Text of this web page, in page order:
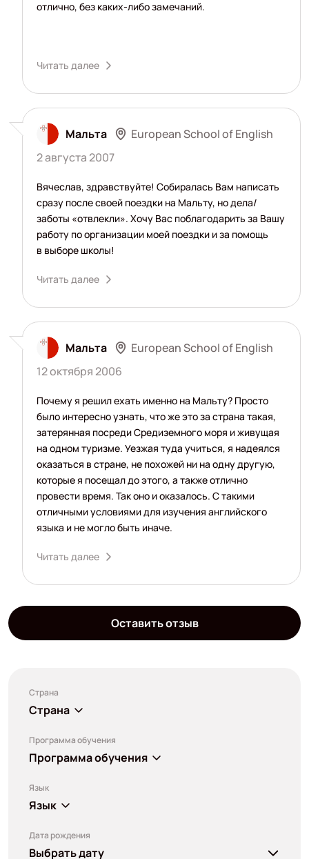
отлично, без каких-либо замечаний.
Читать далее
Мальта
European School of English
2 августа 2007
Вячеслав, здравствуйте! Собиралась Вам написать
сразу после своей поездки на Мальту, но дела/
заботы «отвлекли». Хочу Вас поблагодарить за Вашу
работу по организации моей поездки и за помощь
в выборе школы!
Читать далее
Мальта
European School of English
12 октября 2006
Почему я решил ехать именно на Мальту? Просто
было интересно узнать, что же это за страна такая,
затерянная посреди Средиземного моря и живущая
на одном туризме. Уезжая туда учиться, я надеялся
оказаться в стране, не похожей ни на одну другую,
которые я посещал до этого, а также отлично
провести время. Так оно и оказалось. С такими
отличными условиями для изучения английского
языка и не могло быть иначе.
Читать далее
Оставить отзыв
Страна
Страна
Программа обучения
Программа обучения
Язык
Язык
Дата рождения
Выбрать дату